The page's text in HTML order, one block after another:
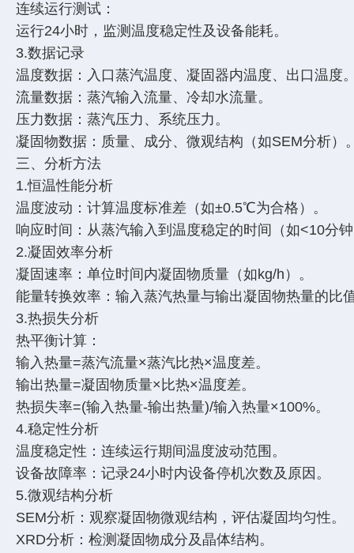
连续运行测试：
运行24小时，监测温度稳定性及设备能耗。
3.数据记录
温度数据：入口蒸汽温度、凝固器内温度、出口温度
流量数据：蒸汽输入流量、冷却水流量。
压力数据：蒸汽压力、系统压力。
凝固物数据：质量、成分、微观结构（如SEM分析
三、分析方法
1.恒温性能分析
温度波动：计算温度标准差（如±0.5℃为合格）。
响应时间：从蒸汽输入到温度稳定的时间（如<10分
2.凝固效率分析
凝固速率：单位时间内凝固物质量（如kg/h）。
能量转换效率：输入蒸汽热量与输出凝固物热量的比
3.热损失分析
热平衡计算：
输入热量=蒸汽流量×蒸汽比热×温度差。
输出热量=凝固物质量×比热×温度差。
热损失率=(输入热量-输出热量)/输入热量×100%。
4.稳定性分析
温度稳定性：连续运行期间温度波动范围。
设备故障率：记录24小时内设备停机次数及原因。
5.微观结构分析
SEM分析：观察凝固物微观结构，评估凝固均匀性。
XRD分析：检测凝固物成分及晶体结构。